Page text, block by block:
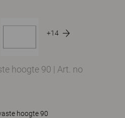
+14
hoogte 90 | Art. no
hoogte 90